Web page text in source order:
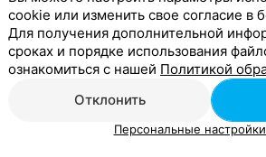
cookie или изменить свое согласие в
Для получения дополнительной
сроках и порядке использования
ознакомиться с нашей Политикой
Отклонить
Персональные